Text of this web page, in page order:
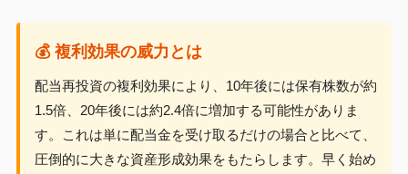
💰 複利効果の威力とは
配当再投資の複利効果により、10年後には保有株数が約
1.5倍、20年後には約2.4倍に増加する可能性がありま
す。これは単に配当金を受け取るだけの場合と比べて、
圧倒的に大きな資産形成効果をもたらします。早く始め